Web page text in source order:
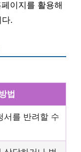
이지를 활용해
.
법
서를 반려할 수